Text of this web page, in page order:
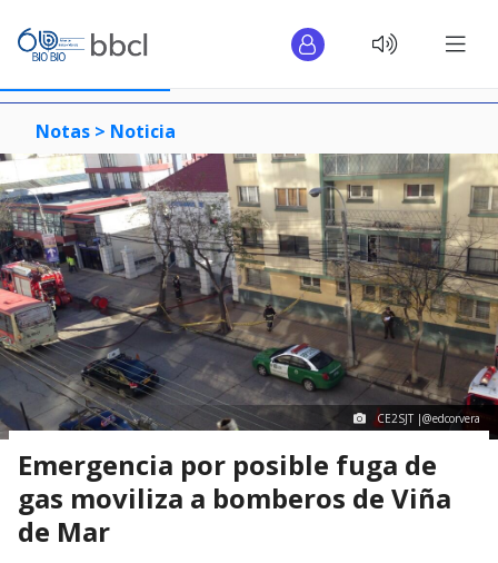
Notas > Noticia
CE2SJT |@edcorvera
Emergencia por posible fuga de
gas moviliza a bomberos de Viña
de Mar